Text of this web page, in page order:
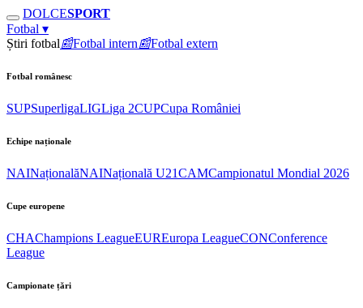
DOLCESPORT
Fotbal ▾
Știri fotbal📰Fotbal intern📰Fotbal extern
Fotbal românesc
SUPSuperligaLIGLiga 2CUPCupa României
Echipe naționale
NAINaționalăNAINațională U21CAMCampionatul Mondial 2026
Cupe europene
CHAChampions LeagueEUREuropa LeagueCONConference
League
Campionate țări